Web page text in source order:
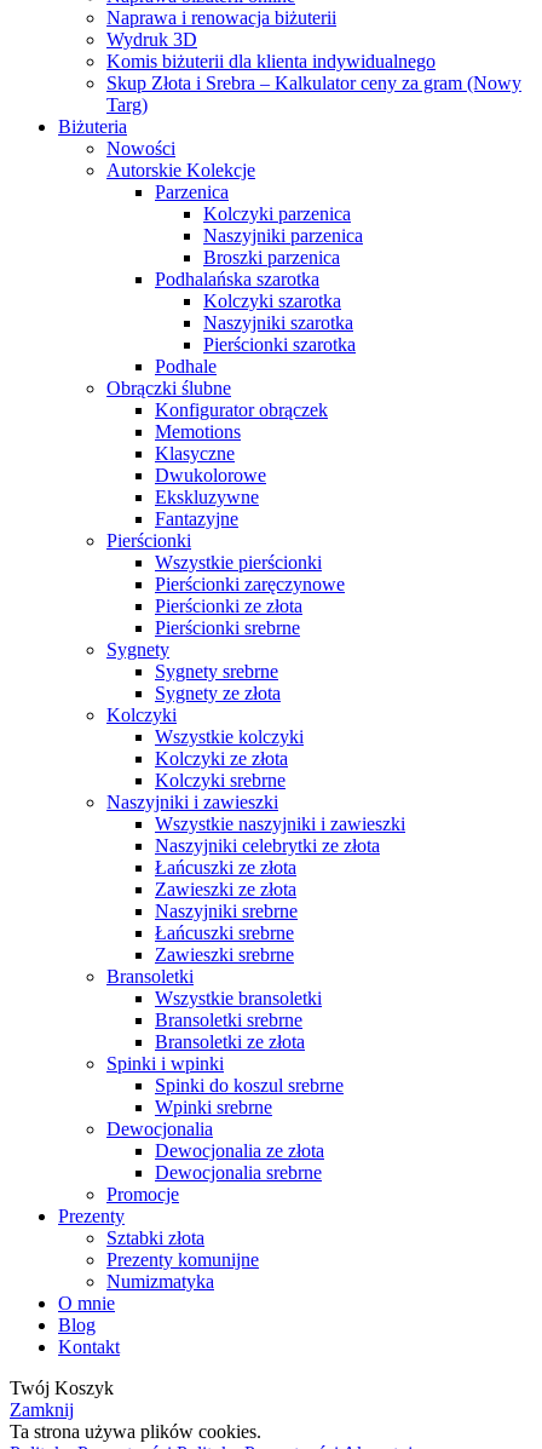
Naprawa i renowacja biżuterii
Wydruk 3D
Komis biżuterii dla klienta indywidualnego
Skup Złota i Srebra – Kalkulator ceny za gram (Nowy
Targ)
Biżuteria
Nowości
Autorskie Kolekcje
Parzenica
Kolczyki parzenica
Naszyjniki parzenica
Broszki parzenica
Podhalańska szarotka
Kolczyki szarotka
Naszyjniki szarotka
Pierścionki szarotka
Podhale
Obrączki ślubne
Konfigurator obrączek
Memotions
Klasyczne
Dwukolorowe
Ekskluzywne
Fantazyjne
Pierścionki
Wszystkie pierścionki
Pierścionki zaręczynowe
Pierścionki ze złota
Pierścionki srebrne
Sygnety
Sygnety srebrne
Sygnety ze złota
Kolczyki
Wszystkie kolczyki
Kolczyki ze złota
Kolczyki srebrne
Naszyjniki i zawieszki
Wszystkie naszyjniki i zawieszki
Naszyjniki celebrytki ze złota
Łańcuszki ze złota
Zawieszki ze złota
Naszyjniki srebrne
Łańcuszki srebrne
Zawieszki srebrne
Bransoletki
Wszystkie bransoletki
Bransoletki srebrne
Bransoletki ze złota
Spinki i wpinki
Spinki do koszul srebrne
Wpinki srebrne
Dewocjonalia
Dewocjonalia ze złota
Dewocjonalia srebrne
Promocje
Prezenty
Sztabki złota
Prezenty komunijne
Numizmatyka
O mnie
Blog
Kontakt
Twój Koszyk
Zamknij
Ta strona używa plików cookies.